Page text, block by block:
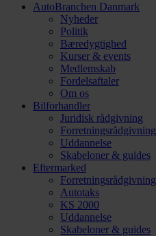
AutoBranchen Danmark
Nyheder
Politik
Bæredygtighed
Kurser & events
Medlemskab
Fordelsaftaler
Om os
Bilforhandler
Juridisk rådgivning
Forretningsrådgivning
Uddannelse
Skabeloner & guides
Eftermarked
Forretningsrådgivning
Autotaks
KS 2000
Uddannelse
Skabeloner & guides